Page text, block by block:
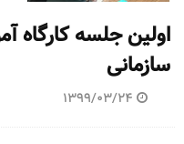
اولین جلسه کارگاه
سازمانی
1399/03/24